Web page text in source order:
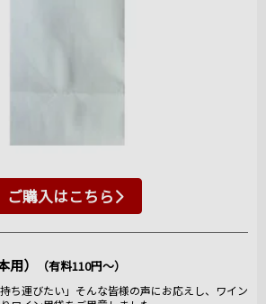
ご購入はこちら
用） （有料110円～）
ち運びたい」そんな皆様の声にお応えし、ワイン